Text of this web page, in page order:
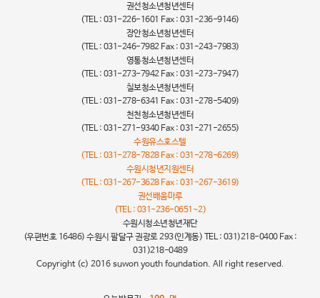
권선청소년청년센터
(TEL : 031-226-1601 Fax : 031-236-9146)
장안청소년청년센터
(TEL : 031-246-7982 Fax : 031-243-7983)
영통청소년청년센터
(TEL : 031-273-7942 Fax : 031-273-7947)
칠보청소년청년센터
(TEL : 031-278-6341 Fax : 031-278-5409)
천천청소년청년센터
(TEL : 031-271-9340 Fax : 031-271-2655)
수원유스호스텔
(TEL : 031-278-7828 Fax : 031-278-6269)
수원시청년지원센터
(TEL : 031-267-3628 Fax : 031-267-3619)
권선배움마루
(TEL : 031-236-0651~2)
수원시청소년청년재단
(우편번호 16486) 수원시 팔달구 권광로 293(인계동) TEL : 031)218-0400 Fax :
031)218-0489
Copyright (c) 2016 suwon youth foundation. All right reserved.